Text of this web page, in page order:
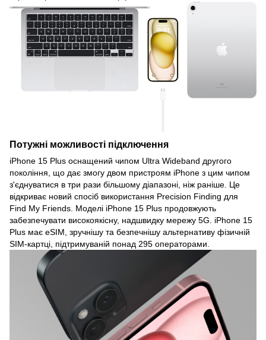
Потужні можливості підключення
iPhone 15 Plus оснащений чипом Ultra Wideband другого
покоління, що дає змогу двом пристроям iPhone з цим чипом
з'єднуватися в три рази більшому діапазоні, ніж раніше. Це
відкриває новий спосіб використання Precision Finding для
Find My Friends. Моделі iPhone 15 Plus продовжують
забезпечувати високоякісну, надшвидку мережу 5G. iPhone 15
Plus має eSIM, зручнішу та безпечнішу альтернативу фізичній
SIM-картці, підтримуваній понад 295 операторами.